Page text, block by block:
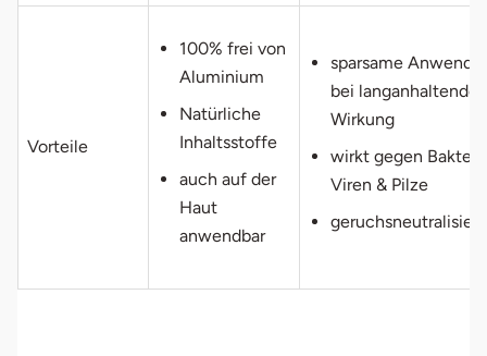
Vorteile
100% frei von
Aluminium
Natürliche
Inhaltsstoffe
auch auf der
Haut
anwendbar
sparsame
bei langanhaltender
Wirkung
wirkt gegen
Viren & Pilze